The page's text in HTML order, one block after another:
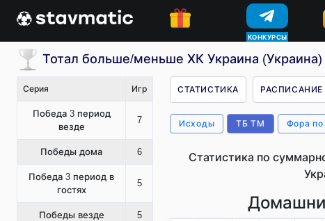
КОНКУРСЫ
Тотал больше/меньше ХК Украина (Украина)
Серия Игр
Победа 3 период
везде
7
Победы дома 6
Победа 3 период в
гостях
5
Победы везде 5
СТАТИСТИКА РАСПИСАНИЕ
Исходы ТБ ТМ Фора по
Статистика по